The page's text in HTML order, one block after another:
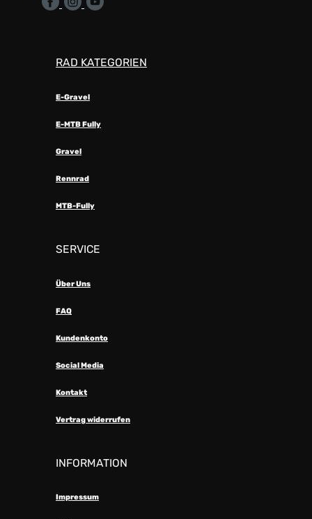
RAD KATEGORIEN
E-Gravel
E-MTB Fully
Gravel
Rennrad
MTB-Fully
SERVICE
Über Uns
FAQ
Kundenkonto
Social Media
Kontakt
Vertrag widerrufen
INFORMATION
Impressum